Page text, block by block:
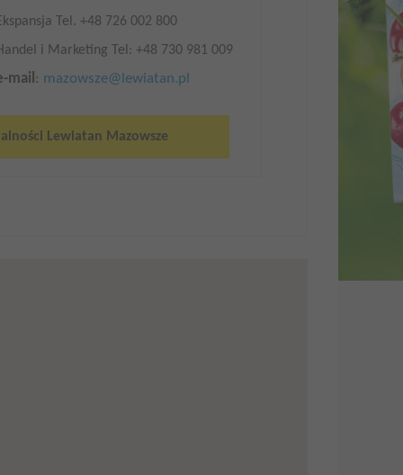
Tel. +48 726 002 800
i Marketing Tel: +48 730 981 009
mail : mazowsze@lewiatan.pl
Lewiatan Mazowsze